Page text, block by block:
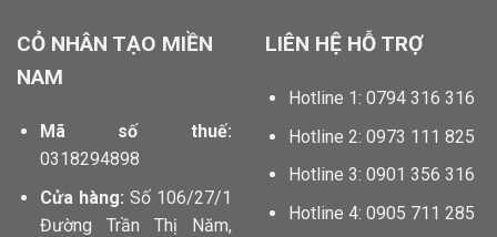
CỎ NHÂN TẠO MIỀN
NAM
Mã số thuế:
0318294898
Cửa hàng: Số 106/27/1
Đường Trần Thị Năm,
LIÊN HỆ HỖ TRỢ
Hotline 1: 0794 316 316
Hotline 2: 0973 111 825
Hotline 3: 0901 356 316
Hotline 4: 0905 711 285